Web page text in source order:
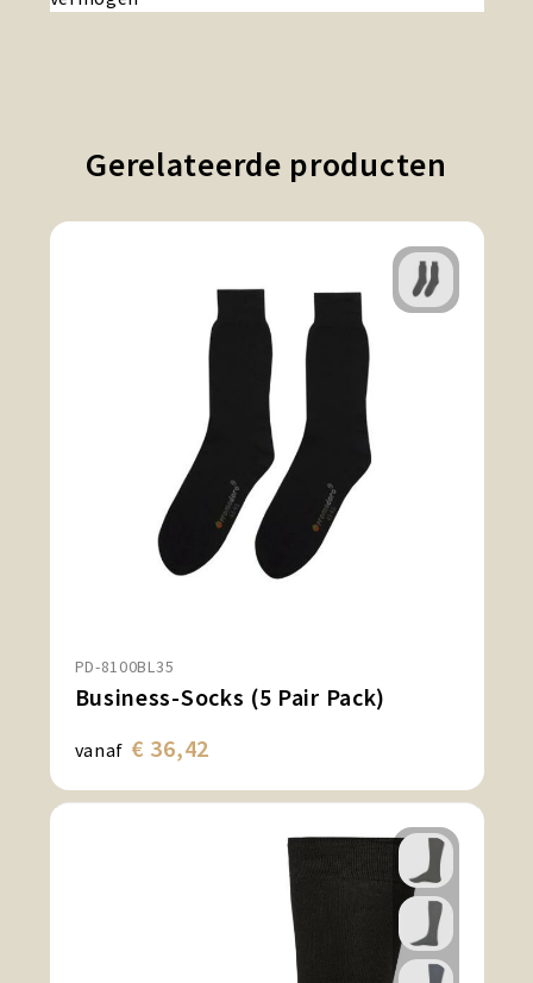
Gerelateerde producten
PD-8100BL35
Business-Socks (5 Pair Pack)
vanaf € 36,42